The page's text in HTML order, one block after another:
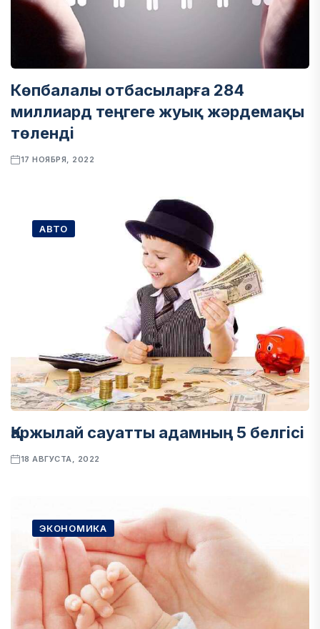
Көпбалалы отбасыларға 284
миллиард теңгеге жуық жәрдемақы
төленді
17 НОЯБРЯ, 2022
АВТО
Қаржылай сауатты адамның 5 белгісі
18 АВГУСТА, 2022
ЭКОНОМИКА